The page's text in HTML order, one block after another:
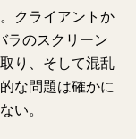
クライアントか
ラのスクリーン
り、そして混乱
な問題は確かに
い。